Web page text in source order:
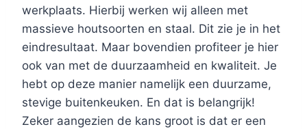
werkplaats. Hierbij werken wij alleen met
massieve houtsoorten en staal. Dit zie je in het
eindresultaat. Maar bovendien profiteer je hier
ook van met de duurzaamheid en kwaliteit. Je
hebt op deze manier namelijk een duurzame,
stevige buitenkeuken. En dat is belangrijk!
Zeker aangezien de kans groot is dat er een